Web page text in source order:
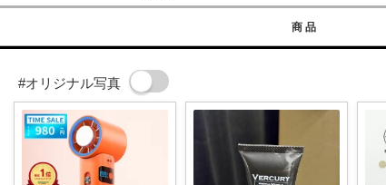
商品
#オリジナル写真